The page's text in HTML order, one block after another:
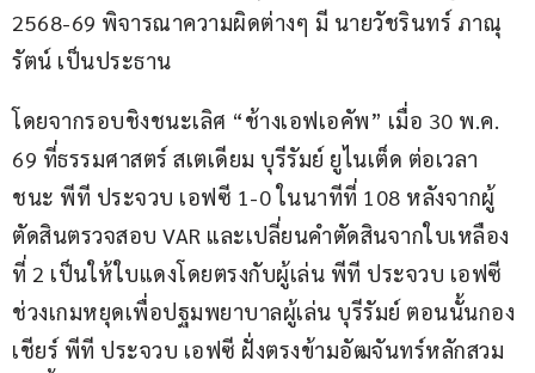
2568-69 พิจารณาความผิดต่างๆ มี นายวัชรินทร์ ภาณุ
รัตน์ เป็นประธาน
โดยจากรอบชิงชนะเลิศ “ช้างเอฟเอคัพ” เมื่อ 30 พ.ค.
69 ที่ธรรมศาสตร์ สเตเดียม บุรีรัมย์ ยูไนเต็ด ต่อเวลา
ชนะ พีที ประจวบ เอฟซี 1-0 ในนาทีที่ 108 หลังจากผู้
ตัดสินตรวจสอบ VAR และเปลี่ยนคำตัดสินจากใบเหลือง
ที่ 2 เป็นให้ใบแดงโดยตรงกับผู้เล่น พีที ประจวบ เอฟซี
ช่วงเกมหยุดเพื่อปฐมพยาบาลผู้เล่น บุรีรัมย์ ตอนนั้นกอง
เชียร์ พีที ประจวบ เอฟซี ฝั่งตรงข้ามอัฒจันทร์หลักสวม